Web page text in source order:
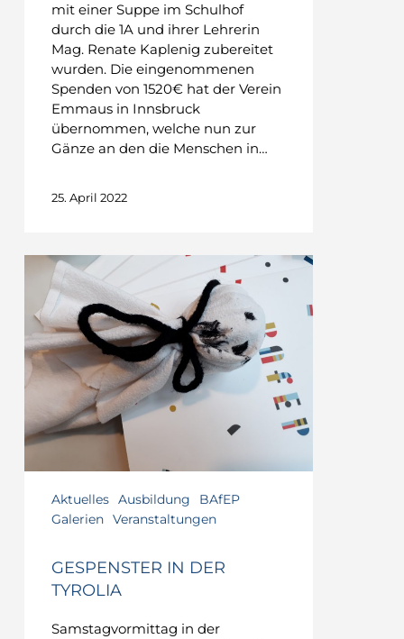
mit einer Suppe im Schulhof
durch die 1A und ihrer Lehrerin
Mag. Renate Kaplenig zubereitet
wurden. Die eingenommenen
Spenden von 1520€ hat der Verein
Emmaus in Innsbruck
übernommen, welche nun zur
Gänze an den die Menschen in…
25. April 2022
Aktuelles Ausbildung
BAfEP
Galerien Veranstaltungen
GESPENSTER IN DER
TYROLIA
Samstagvormittag in der